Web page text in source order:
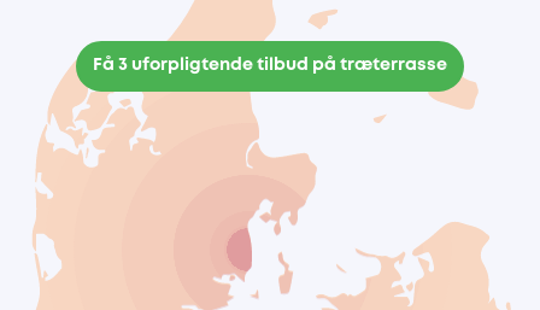
Få 3 uforpligtende tilbud på træterrasse